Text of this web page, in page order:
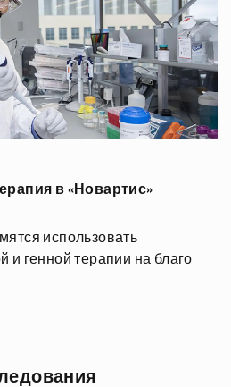
в «Новартис»
использовать
и генной терапии на благо